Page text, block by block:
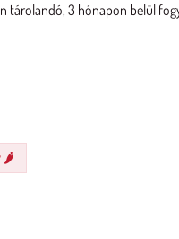
tárolandó, 3 hónapon belül
🌶️